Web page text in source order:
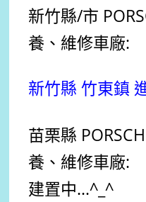
新竹縣/市
養、維修車廠:
新竹縣 竹東鎮
苗栗縣
養、維修車廠:
建置中...^_^